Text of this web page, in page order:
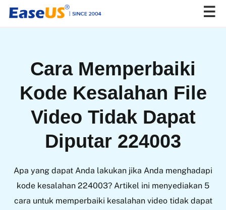
Cara Memperbaiki
Kode Kesalahan File
Video Tidak Dapat
Diputar 224003
Apa yang dapat Anda lakukan jika Anda menghadapi
kode kesalahan 224003? Artikel ini menyediakan 5
cara untuk memperbaiki kesalahan video tidak dapat